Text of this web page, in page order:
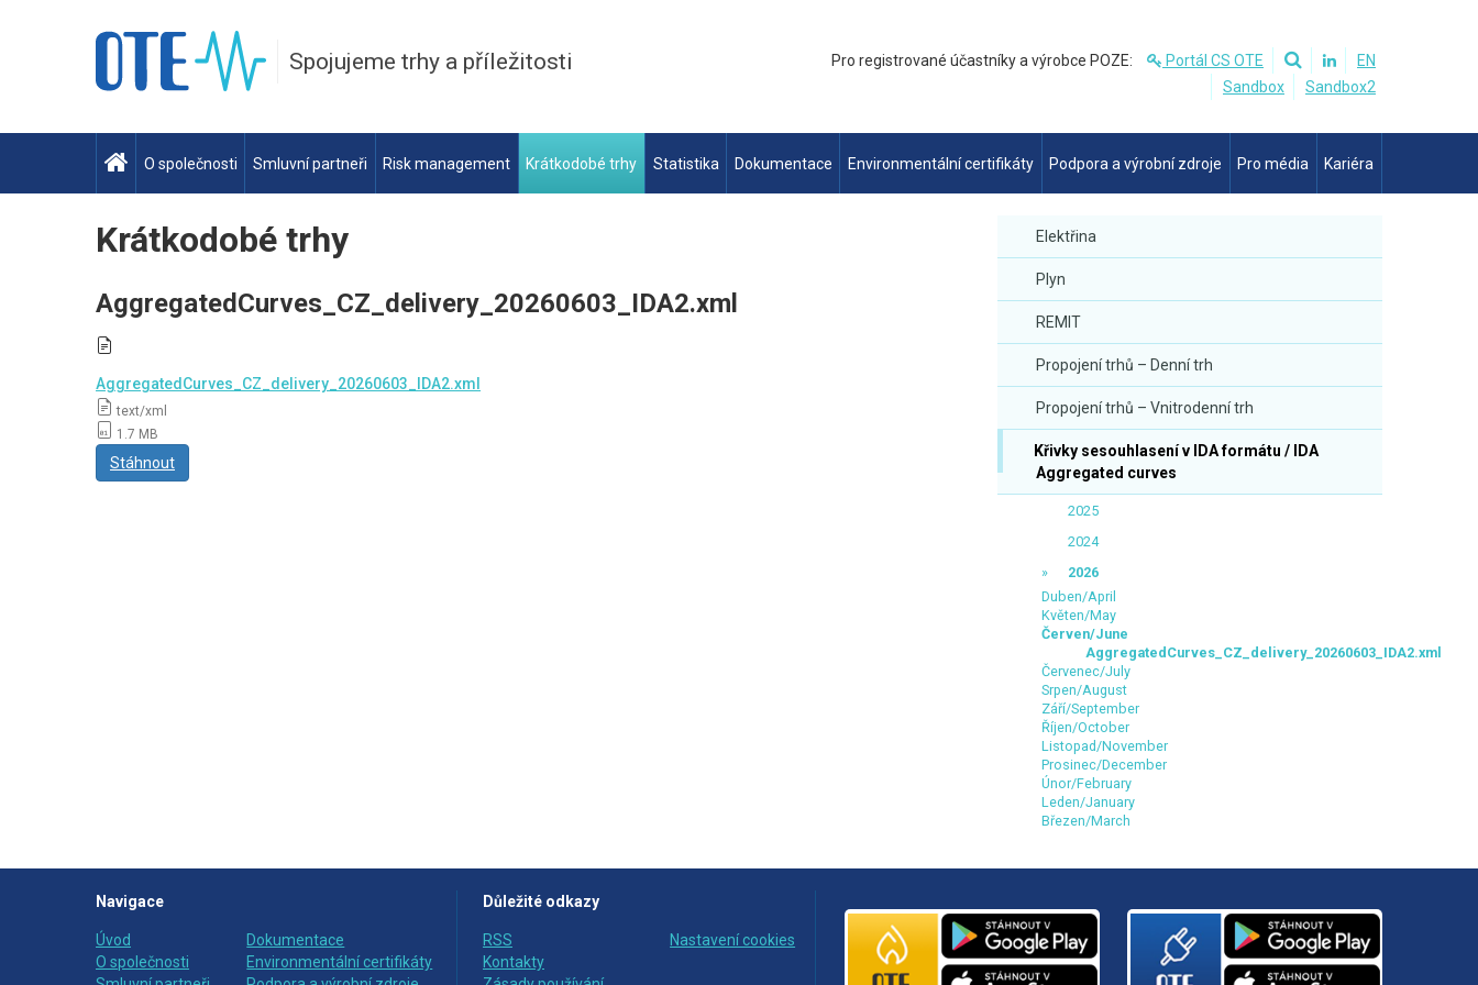
Spojujeme trhy a příležitosti Pro registrované účastníky a výrobce POZE: Portál CS OTE
EN
Sandbox
Sandbox2
O společnosti Smluvní partneři Risk management Krátkodobé trhy Statistika Dokumentace Environmentální certifikáty Podpora a výrobní zdroje Pro média Kariéra
Elektřina
Plyn
REMIT
Propojení trhů – Denní trh
Propojení trhů – Vnitrodenní trh
Křivky sesouhlasení v IDA formátu / IDA
Aggregated curves
2025
2024
2026
Duben/April
Květen/May
Červen/June
AggregatedCurves_CZ_delivery_20260603_IDA2.xml
Červenec/July
Srpen/August
Září/September
Říjen/October
Listopad/November
Prosinec/December
Únor/February
Leden/January
Březen/March
Krátkodobé trhy
AggregatedCurves_CZ_delivery_20260603_IDA2.xml
AggregatedCurves_CZ_delivery_20260603_IDA2.xml
text/xml
1.7 MB
Stáhnout
Navigace
Úvod
O společnosti
Dokumentace
Environmentální certifikáty
Důležité odkazy
RSS
Kontakty
Nastavení cookies